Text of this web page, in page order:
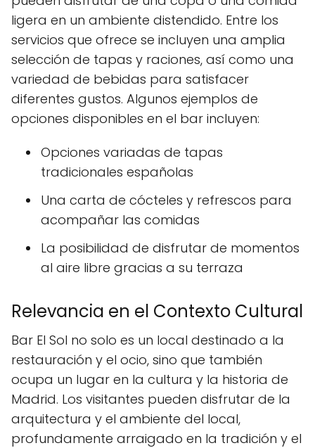
ligera en un ambiente distendido. Entre los
servicios que ofrece se incluyen una amplia
selección de tapas y raciones, así como una
variedad de bebidas para satisfacer
diferentes gustos. Algunos ejemplos de
opciones disponibles en el bar incluyen:
Opciones variadas de tapas
tradicionales españolas
Una carta de cócteles y refrescos para
acompañar las comidas
La posibilidad de disfrutar de momentos
al aire libre gracias a su terraza
Relevancia en el Contexto Cultural
Bar El Sol no solo es un local destinado a la
restauración y el ocio, sino que también
ocupa un lugar en la cultura y la historia de
Madrid. Los visitantes pueden disfrutar de la
arquitectura y el ambiente del local,
profundamente arraigado en la tradición y el